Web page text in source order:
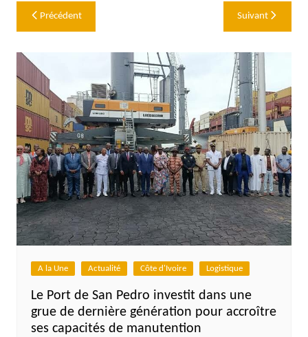
Navigation
de
l’article
Précédent Suivant
A la Une Actualité Côte d'Ivoire Logistique
Le Port de San Pedro investit dans une
grue de dernière génération pour accroître
ses capacités de manutention